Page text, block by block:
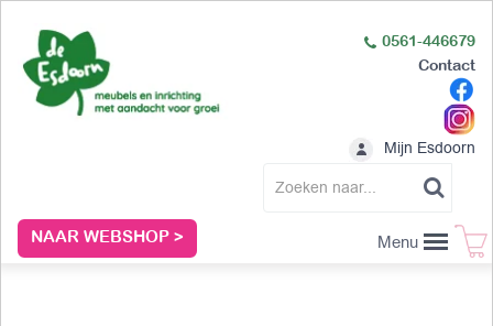
NAAR WEBSHOP >
0561-446679
Contact
Mijn Esdoorn
Menu